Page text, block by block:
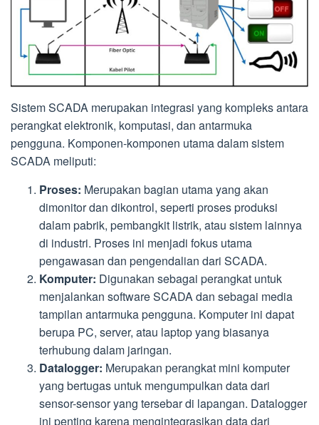
Sistem SCADA merupakan integrasi yang kompleks antara
perangkat elektronik, komputasi, dan antarmuka
pengguna. Komponen-komponen utama dalam sistem
SCADA meliputi:
Proses: Merupakan bagian utama yang akan
dimonitor dan dikontrol, seperti proses produksi
dalam pabrik, pembangkit listrik, atau sistem lainnya
di industri. Proses ini menjadi fokus utama
pengawasan dan pengendalian dari SCADA.
Komputer: Digunakan sebagai perangkat untuk
menjalankan software SCADA dan sebagai media
tampilan antarmuka pengguna. Komputer ini dapat
berupa PC, server, atau laptop yang biasanya
terhubung dalam jaringan.
Datalogger: Merupakan perangkat mini komputer
yang bertugas untuk mengumpulkan data dari
sensor-sensor yang tersebar di lapangan. Datalogger
ini penting karena mengintegrasikan data dari